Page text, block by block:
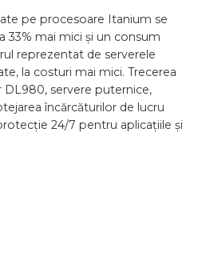
pe procesoare Itanium se
mai mici și un consum
reprezentat de serverele
la costuri mai mici. Trecerea
servere puternice,
încărcăturilor de lucru
24/7 pentru aplicațiile și